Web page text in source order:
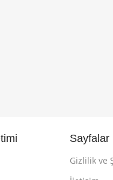
Sayfalar
Gizlilik ve